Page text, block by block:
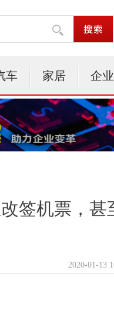
车 家居 企业
签机票，甚
2020-01-13